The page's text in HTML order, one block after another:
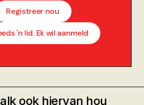
Registreer nou
'n lid. Ek wil aanmeld
ook hiervan hou